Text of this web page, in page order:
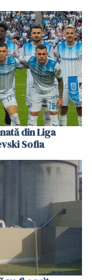
din Liga
Sofia